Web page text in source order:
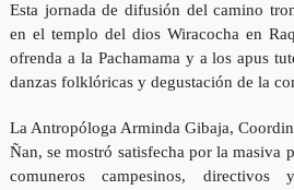
Esta jornada de difusión del camino
en el templo del dios Wiracocha en
ofrenda a la Pachamama y a los apus
danzas folklóricas y degustación de la
La Antropóloga Arminda Gibaja,
Ñan, se mostró satisfecha por la masiva
comuneros campesinos,